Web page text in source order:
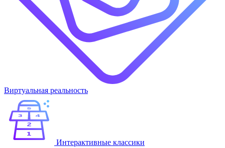
Виртуальная реальность
Интерактивные классики